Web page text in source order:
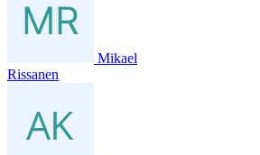
Mikael
Rissanen